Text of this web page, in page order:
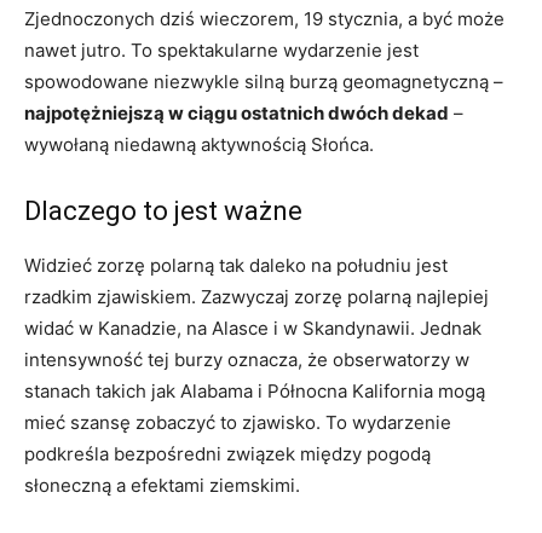
Zjednoczonych dziś wieczorem, 19 stycznia, a być może
nawet jutro. To spektakularne wydarzenie jest
spowodowane niezwykle silną burzą geomagnetyczną –
najpotężniejszą w ciągu ostatnich dwóch dekad –
wywołaną niedawną aktywnością Słońca.
Dlaczego to jest ważne
Widzieć zorzę polarną tak daleko na południu jest
rzadkim zjawiskiem. Zazwyczaj zorzę polarną najlepiej
widać w Kanadzie, na Alasce i w Skandynawii. Jednak
intensywność tej burzy oznacza, że ​​obserwatorzy w
stanach takich jak Alabama i Północna Kalifornia mogą
mieć szansę zobaczyć to zjawisko. To wydarzenie
podkreśla bezpośredni związek między pogodą
słoneczną a efektami ziemskimi.